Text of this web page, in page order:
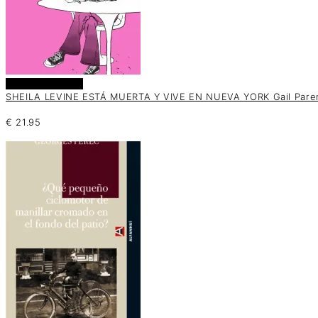
SHEILA LEVINE ESTÁ MUERTA Y VIVE EN NUEVA YORK Gail
€ 21.95